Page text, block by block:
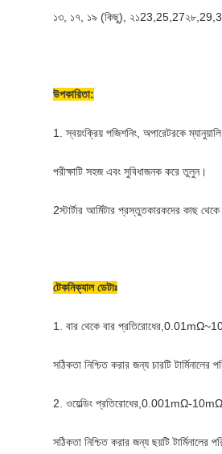
১৩, ১৭, ১৯ (কিছু),
উপকারিতা:
1. স্বয়ংক্রিয় পজিশনিং, অপারেটরকে
পরীক্ষাটি সহজ এবং সুবিধাজনক করে তুলুন।
2স্টার্টার আর্মিটার প্রস্তুতকারকদের কাছ
টেকনিক্যাল ডেটাঃ
1. বার থেকে বার
সঠিকতা নিশ্চিত করার জন্য চারটি টার্মিনালের
2. ওয়েল্ডিং প্রতিরোধের,0.001mΩ-
সঠিকতা নিশ্চিত করার জন্য ছয়টি টার্মিনালের